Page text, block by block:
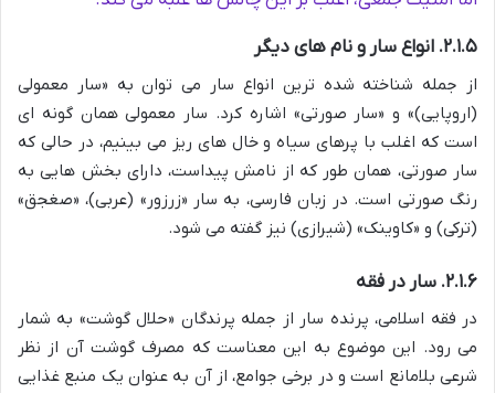
۲.۱.۵. انواع سار و نام های دیگر
از جمله شناخته شده ترین انواع سار می توان به «سار معمولی
(اروپایی)» و «سار صورتی» اشاره کرد. سار معمولی همان گونه ای
است که اغلب با پرهای سیاه و خال های ریز می بینیم، در حالی که
سار صورتی، همان طور که از نامش پیداست، دارای بخش هایی به
رنگ صورتی است. در زبان فارسی، به سار «زرزور» (عربی)، «صغجق»
(ترکی) و «کاوینک» (شیرازی) نیز گفته می شود.
۲.۱.۶. سار در فقه
در فقه اسلامی، پرنده سار از جمله پرندگان «حلال گوشت» به شمار
می رود. این موضوع به این معناست که مصرف گوشت آن از نظر
شرعی بلامانع است و در برخی جوامع، از آن به عنوان یک منبع غذایی